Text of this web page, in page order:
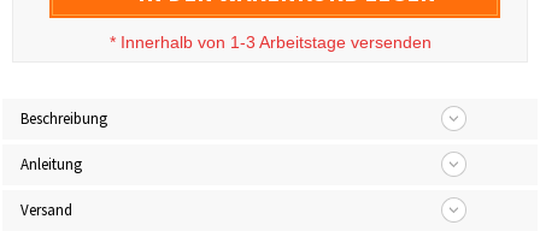
* Innerhalb von 1-3 Arbeitstage versenden
Beschreibung
Anleitung
Versand